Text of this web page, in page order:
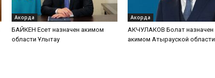
Акорда
БАЙКЕН Есет назначен акимом
области Ұлытау
Акорда
АКЧУЛАКОВ Болат назначен
акимом Атырауской области